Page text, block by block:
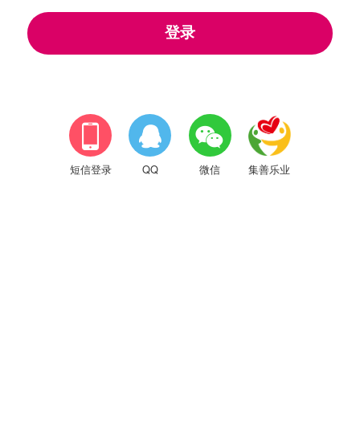

短信登录

QQ

微信 集善乐业